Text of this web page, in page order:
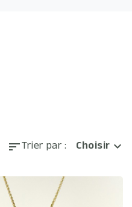
sortTrier par : Choisir expand_more